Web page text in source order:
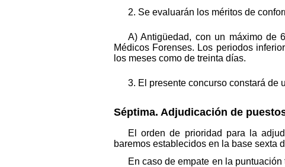
2. Se evaluarán los méritos de
A) Antigüedad, con un máximo de
Médicos Forenses. Los periodos
los meses como de treinta días.
3. El presente concurso constará de
Séptima. Adjudicación de
El orden de prioridad para la
baremos establecidos en la base sexta
En caso de empate en la